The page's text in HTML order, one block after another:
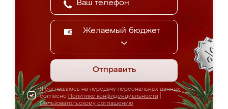
Желаемый бюджет
Отправить
Я соглашаюсь на передачу персональных данных
согласно Политике конфиденциальности
Пользовательскому соглашению